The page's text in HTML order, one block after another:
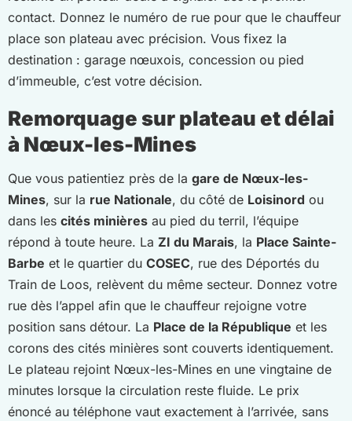
contact. Donnez le numéro de rue pour que le chauffeur
place son plateau avec précision. Vous fixez la
destination : garage nœuxois, concession ou pied
d’immeuble, c’est votre décision.
Remorquage sur plateau et délai
à Nœux-les-Mines
Que vous patientiez près de la gare de Nœux-les-
Mines, sur la rue Nationale, du côté de Loisinord ou
dans les cités minières au pied du terril, l’équipe
répond à toute heure. La ZI du Marais, la Place Sainte-
Barbe et le quartier du COSEC, rue des Déportés du
Train de Loos, relèvent du même secteur. Donnez votre
rue dès l’appel afin que le chauffeur rejoigne votre
position sans détour. La Place de la République et les
corons des cités minières sont couverts identiquement.
Le plateau rejoint Nœux-les-Mines en une vingtaine de
minutes lorsque la circulation reste fluide. Le prix
énoncé au téléphone vaut exactement à l’arrivée, sans